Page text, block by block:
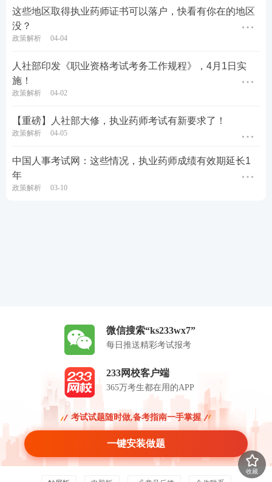
这些地区取得执业药师证书可以落户，快看有你在的地区
没？
政策解析 04-04
人社部印发《职业资格考试考务工作规程》，4月1日实
施！
政策解析 04-02
【重磅】人社部大修，执业药师考试有新要求了！
政策解析 04-05
中国人事考试网：这些情况，执业药师成绩有效期延长1
年
政策解析 03-10
微信搜索“ks233wx7”
每日推送精彩考试报考
233网校客户端
365万考生都在用的APP
考试试题随时做,备考指南一手掌握
一键安装做题
收藏